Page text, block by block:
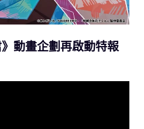
》動畫企劃再啟動特報